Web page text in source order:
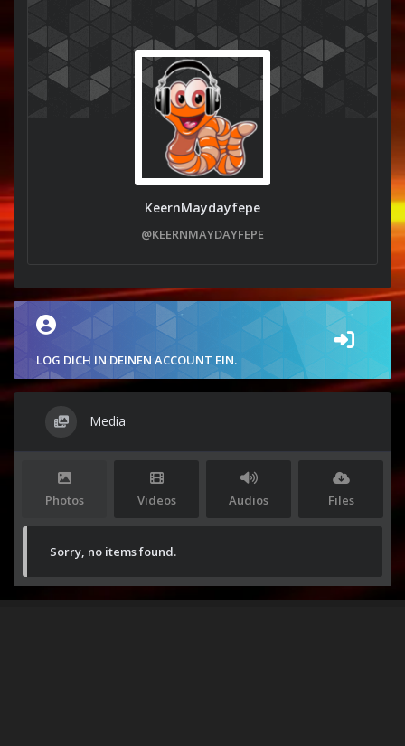
KeernMaydayfepe
@KEERNMAYDAYFEPE
LOG DICH IN DEINEN ACCOUNT EIN.
Media
Photos Videos Audios Files
Sorry, no items found.